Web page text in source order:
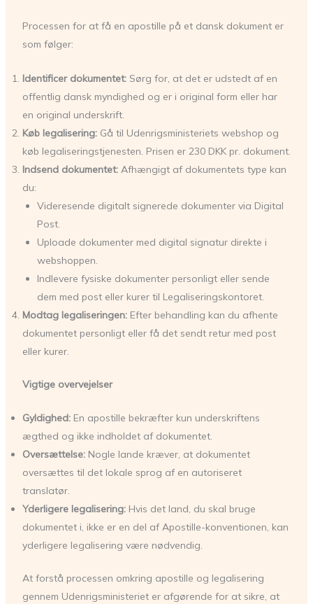
Processen for at få en apostille på et dansk dokument er
som følger:
Identificer dokumentet:Sørg for, at det er udstedt af en
offentlig dansk myndighed og er i original form eller har
en original underskrift.
Køb legalisering:Gå til Udenrigsministeriets webshop og
køb legaliseringstjenesten. Prisen er 230 DKK pr. dokument.
Indsend dokumentet:Afhængigt af dokumentets type kan
du:
Videresende digitalt signerede dokumenter via Digital
Post.
Uploade dokumenter med digital signatur direkte i
webshoppen.
Indlevere fysiske dokumenter personligt eller sende
dem med post eller kurer til Legaliseringskontoret.
Modtag legaliseringen:Efter behandling kan du afhente
dokumentet personligt eller få det sendt retur med post
eller kurer.
Vigtige overvejelser
Gyldighed:En apostille bekræfter kun underskriftens
ægthed og ikke indholdet af dokumentet.
Oversættelse:Nogle lande kræver, at dokumentet
oversættes til det lokale sprog af en autoriseret
translatør.
Yderligere legalisering:Hvis det land, du skal bruge
dokumentet i, ikke er en del af Apostille-konventionen, kan
yderligere legalisering være nødvendig.
At forstå processen omkring apostille og legalisering
gennem Udenrigsministeriet er afgørende for at sikre, at